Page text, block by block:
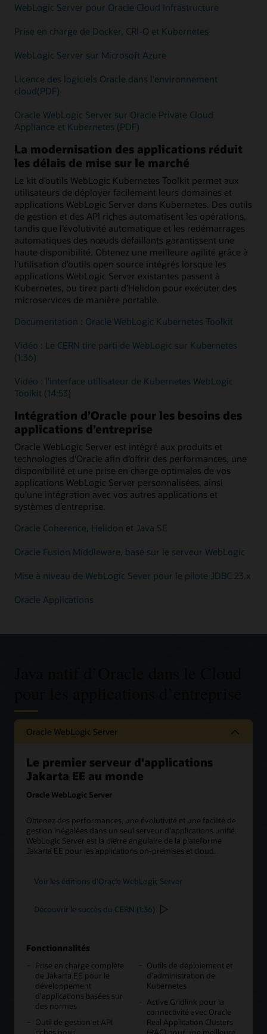
WebLogic Server pour Oracle Cloud Infrastructure
Prise en charge de Docker, CRI-O et Kubernetes
WebLogic Server sur Microsoft Azure
Licence des logiciels Oracle dans l'environnement
cloud(PDF)
Oracle WebLogic Server sur Oracle Private Cloud
Appliance et Kubernetes (PDF)
La modernisation des applications réduit
les délais de mise sur le marché
Le kit d’outils WebLogic Kubernetes Toolkit permet aux
utilisateurs de déployer facilement leurs domaines et
applications WebLogic Server dans Kubernetes. Des outils
de gestion et des API riches automatisent les opérations,
tandis que l’évolutivité automatique et les redémarrages
automatiques des nœuds défaillants garantissent une
haute disponibilité. Obtenez une meilleure agilité grâce à
l’utilisation d’outils open source intégrés lorsque les
applications WebLogic Server existantes passent à
Kubernetes, ou tirez parti d’Helidon pour exécuter des
microservices de manière portable.
Documentation : Oracle WebLogic Kubernetes Toolkit
Vidéo : Le CERN tire parti de WebLogic sur Kubernetes
(1:36)
Vidéo : l'interface utilisateur de Kubernetes WebLogic
Toolkit (14:53)
Intégration d’Oracle pour les besoins des
applications d’entreprise
Oracle WebLogic Server est intégré aux produits et
technologies d'Oracle afin d’offrir des performances, une
disponibilité et une prise en charge optimales de vos
applications WebLogic Server personnalisées, ainsi
qu’une intégration avec vos autres applications et
systèmes d’entreprise.
Oracle Coherence Helidon et Java SE
Oracle Fusion Middleware, basé sur le serveur WebLogic
Mise à niveau de WebLogic Sever pour le pilote JDBC 23.x
Oracle Applications
Oracle WebLogic Server
Le premier serveur d'applications
Jakarta EE au monde
Oracle WebLogic Server
Obtenez des performances, une évolutivité et une facilité de
gestion inégalées dans un seul serveur d’applications unifié.
WebLogic Server est la pierre angulaire de la plateforme
Jakarta EE pour les applications on-premises et cloud.
Voir les éditions d'Oracle WebLogic Server
Découvrir le succès du CERN (1:36)
Fonctionnalités
Prise en charge complète
de Jakarta EE pour le
développement
d'applications basées sur
des normes
Outil de gestion et API
Outils de déploiement et
d’administration de
Kubernetes
Active Gridlink pour la
connectivité avec Oracle
Real Application Clusters